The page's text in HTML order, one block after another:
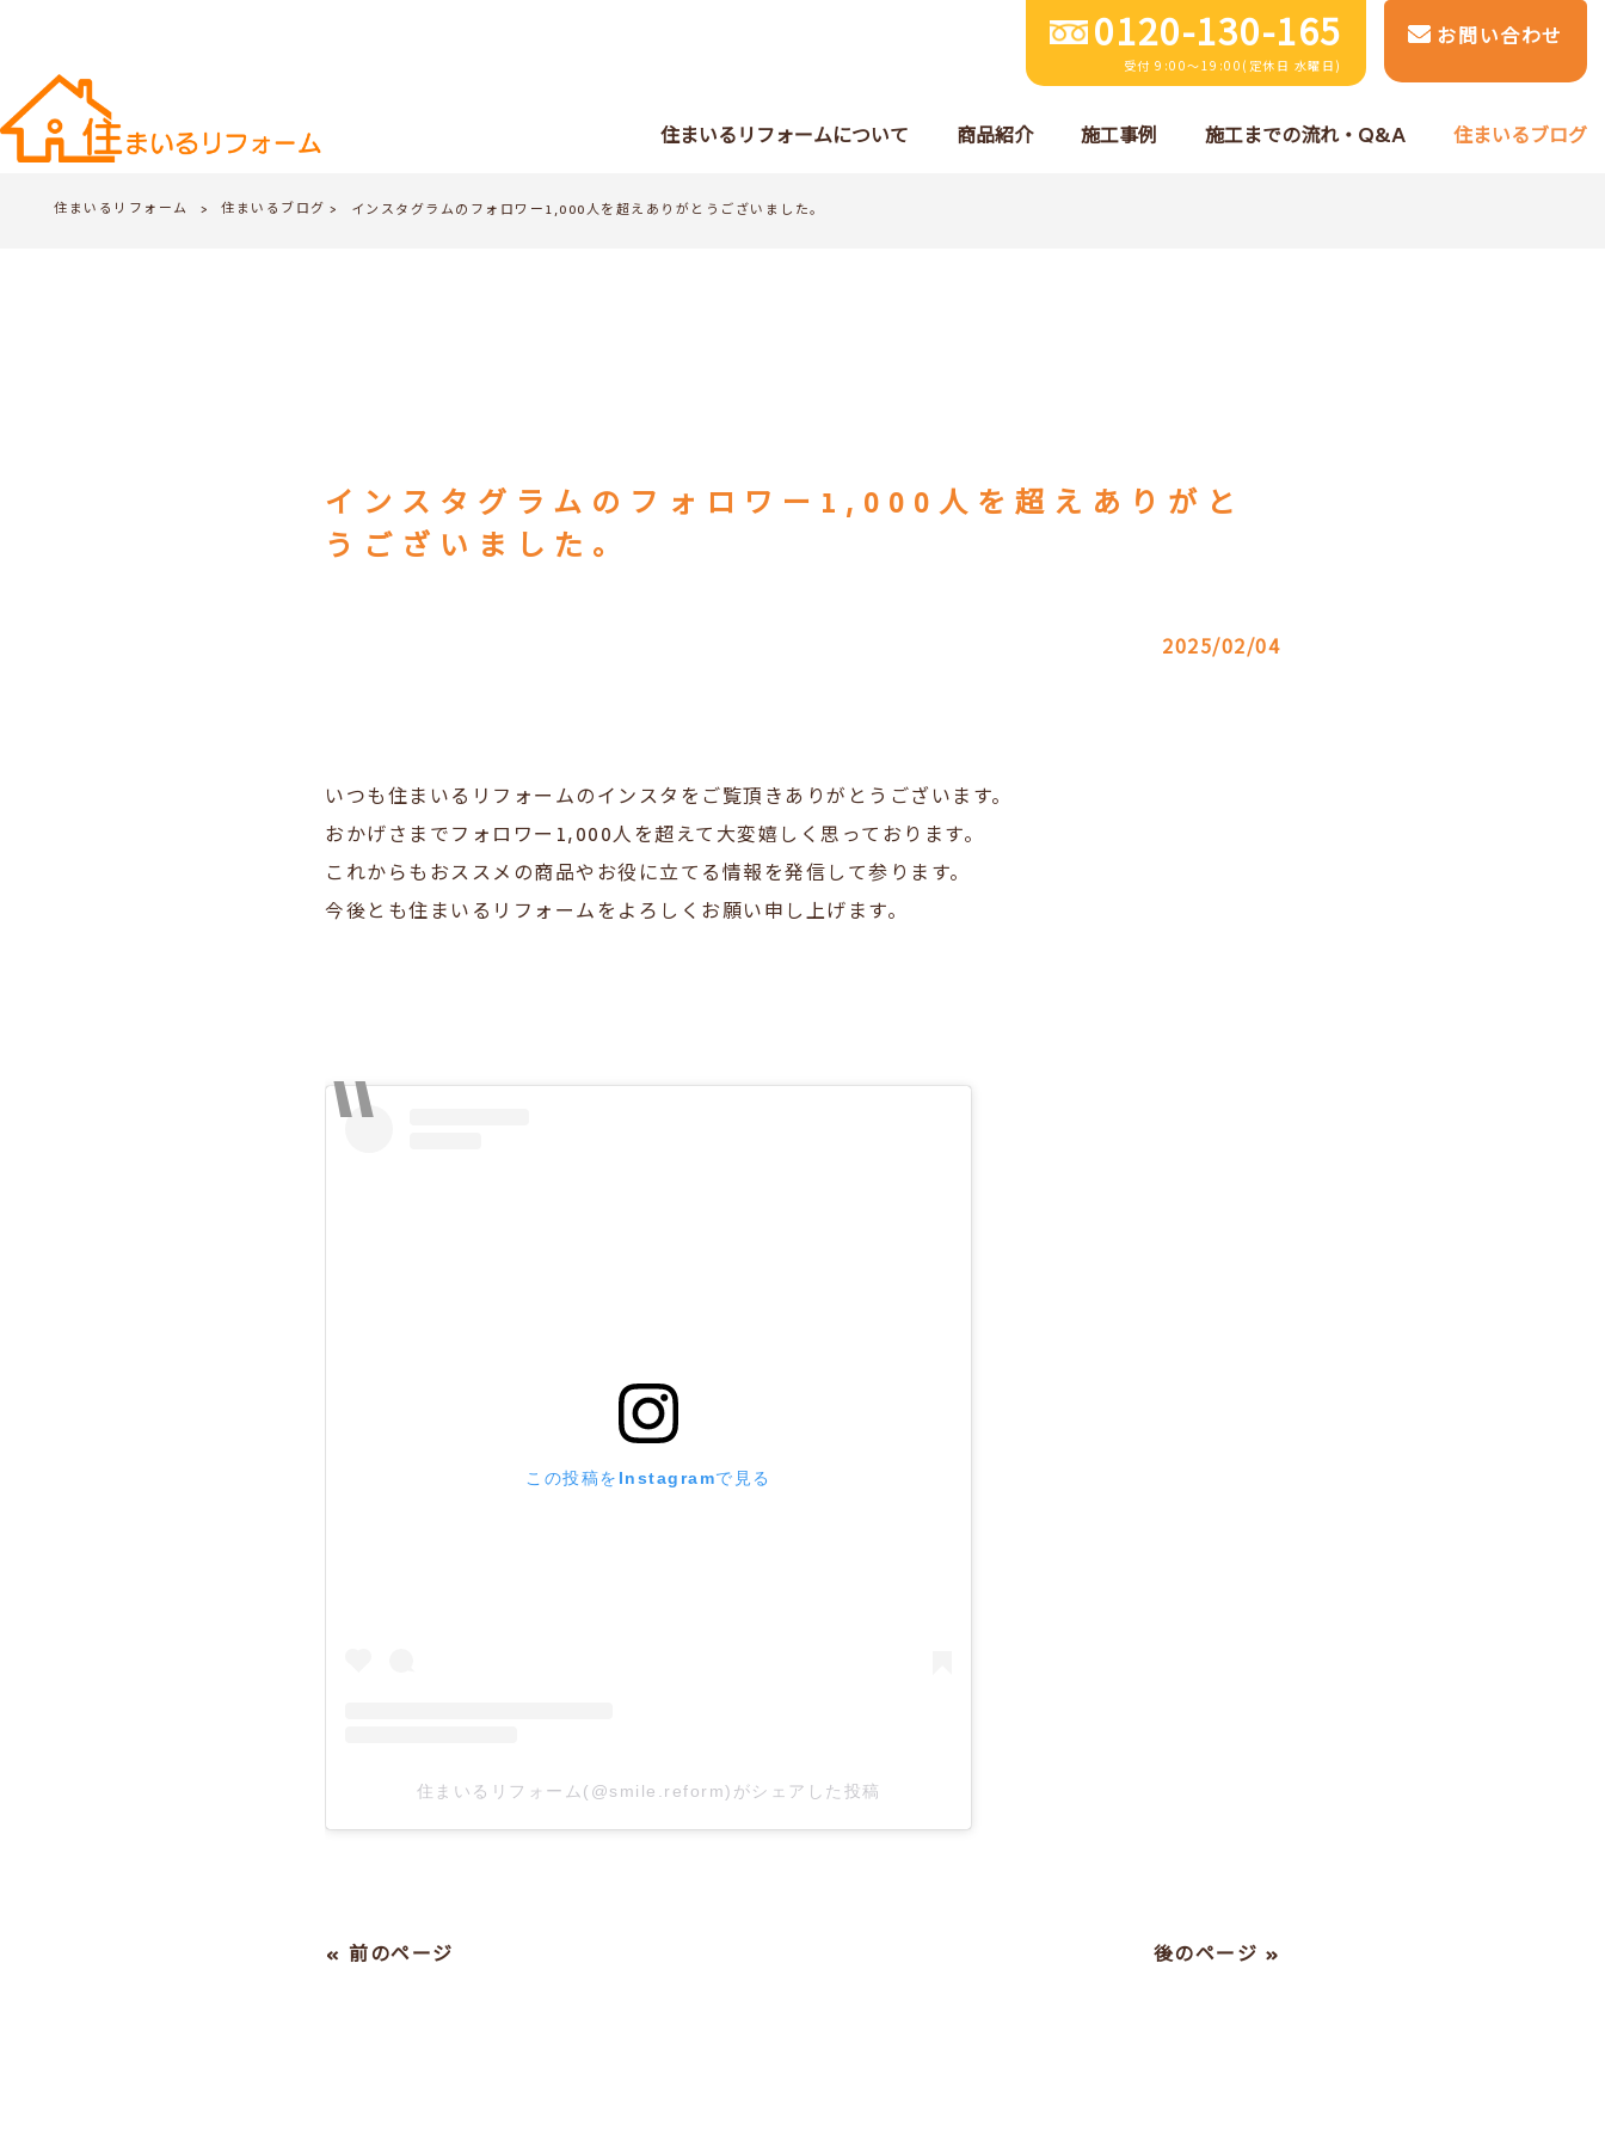
0120-130-165
受付 9:00～19:00(定休日 水曜日)
お問い合わせ
住まいるリフォームについて 商品紹介 施工事例 施工までの流れ・Q&A 住まいるブログ
住まいるリフォーム > 住まいるブログ > インスタグラムのフォロワー1,000人を超えありがとうございました。
インスタグラムのフォロワー1,000人を超えありがと
うございました。
2025/02/04
いつも住まいるリフォームのインスタをご覧頂きありがとうございます。
おかげさまでフォロワー1,000人を超えて大変嬉しく思っております。
これからもおススメの商品やお役に立てる情報を発信して参ります。
今後とも住まいるリフォームをよろしくお願い申し上げます。
この投稿をInstagramで見る
住まいるリフォーム(@smile.reform)がシェアした投稿
« 前のページ 後のページ »